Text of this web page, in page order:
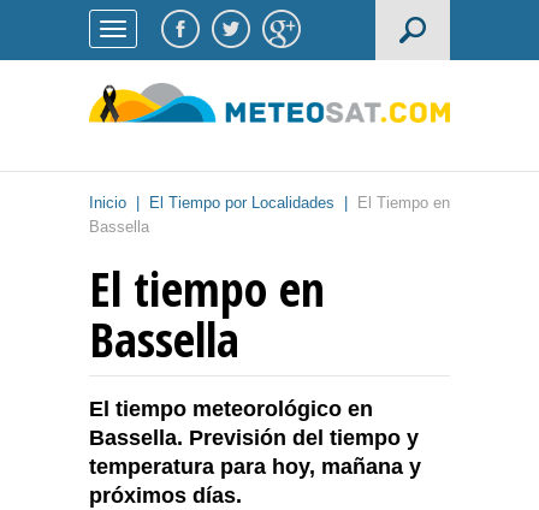
Inicio El Tiempo por Localidades
El Tiempo en
Bassella
El tiempo en
Bassella
El tiempo meteorológico en
Bassella. Previsión del tiempo y
temperatura para hoy, mañana y
próximos días.